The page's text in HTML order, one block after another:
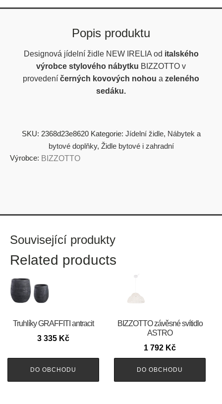
Popis produktu
Designová jídelní židle NEW IRELIA od italského
výrobce stylového nábytku BIZZOTTO v
provedení černých kovových nohou a zeleného
sedáku.
SKU: 2368d23e8620 Kategorie: Jídelní židle, Nábytek a
bytové doplňky, Židle bytové i zahradní
Výrobce: BIZZOTTO
Související produkty
Related products
Truhlíky GRAFFITI antracit
3 335 Kč
DO OBCHODU
BIZZOTTO závěsné svítidlo
ASTRO
1 792 Kč
DO OBCHODU